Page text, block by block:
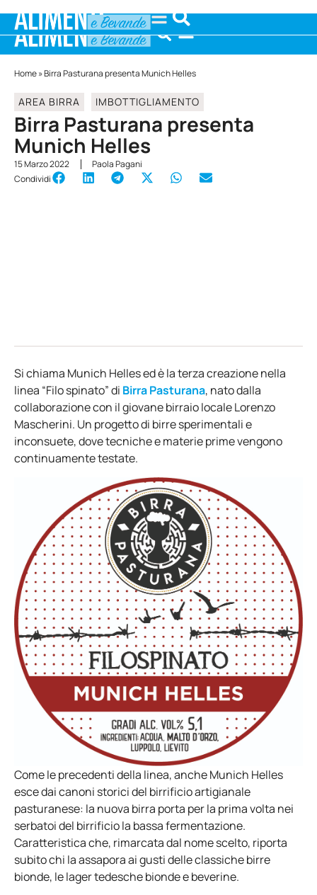
Home»Birra Pasturana presenta Munich Helles
AREA BIRRA IMBOTTIGLIAMENTO
Birra Pasturana presenta
Munich Helles
15 Marzo 2022
Paola Pagani
Condividi
Si chiama Munich Helles ed è la terza creazione nella
linea “Filo spinato” di Birra Pasturana, nato dalla
collaborazione con il giovane birraio locale Lorenzo
Mascherini. Un progetto di birre sperimentali e
inconsuete, dove tecniche e materie prime vengono
continuamente testate.
Come le precedenti della linea, anche Munich Helles
esce dai canoni storici del birrificio artigianale
pasturanese: la nuova birra porta per la prima volta nei
serbatoi del birrificio la bassa fermentazione.
Caratteristica che, rimarcata dal nome scelto, riporta
subito chi la assapora ai gusti delle classiche birre
bionde, le lager tedesche bionde e beverine.